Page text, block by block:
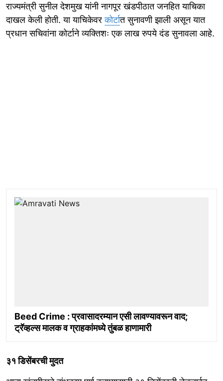
राज्यमंत्री सुनील देशमुख यांनी नागपूर खंडपीठात जनहित याचिका
दाखल केली होती. या याचिकेवरकोर्टात सुनावणी झाली असून यात
प्रधान सचिवांना कोर्टाने व्यक्तिशः एक लाख रुपये दंड सुनावला आहे.
Beed Crime : प्रवासादरम्यान एसी लावण्यावरून वाद;
ट्रॅव्हल्स मालक व ग्राहकांमध्ये तुंबळ हाणामारी
३१ डिसेंबरची मुदत